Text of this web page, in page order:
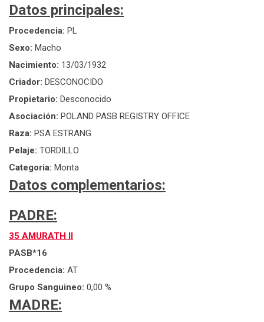
Datos principales:
Procedencia: PL
Sexo: Macho
Nacimiento: 13/03/1932
Criador: DESCONOCIDO
Propietario: Desconocido
Asociación: POLAND PASB REGISTRY OFFICE
Raza: PSA ESTRANG
Pelaje: TORDILLO
Categoria: Monta
Datos complementarios:
PADRE:
35 AMURATH II
PASB*16
Procedencia: AT
Grupo Sanguineo: 0,00 %
MADRE: